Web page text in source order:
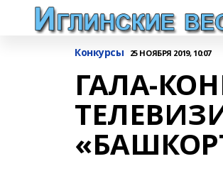
Конкурсы 25 НОЯБРЯ 2019, 10:07
ГАЛА-